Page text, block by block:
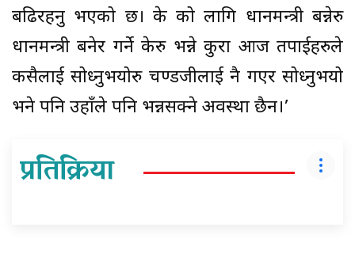
बढिरहनु भएको छ। के को लागि प्रधानमन्त्री बन्नेरु
प्रधानमन्त्री बनेर गर्ने केरु भन्ने कुरा आज तपाईहरुले
कसैलाई सोध्नुभयोरु प्रचण्डजीलाई नै गएर सोध्नुभयो
भने पनि उहाँले पनि भन्नसक्ने अवस्था छैन।’
प्रतिक्रिया